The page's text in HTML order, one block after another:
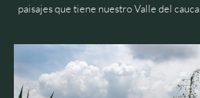
paisajes que tiene nuestro Valle del cauca.